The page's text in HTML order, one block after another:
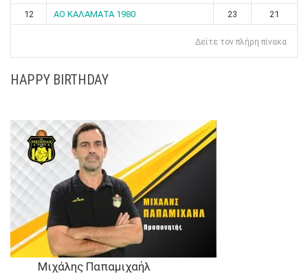
12
ΑΟ ΚΑΛΑΜΑΤΑ 1980 23 21
Δείτε τον πλήρη πίνακα
HAPPY BIRTHDAY
Μιχάλης Παπαμιχαήλ